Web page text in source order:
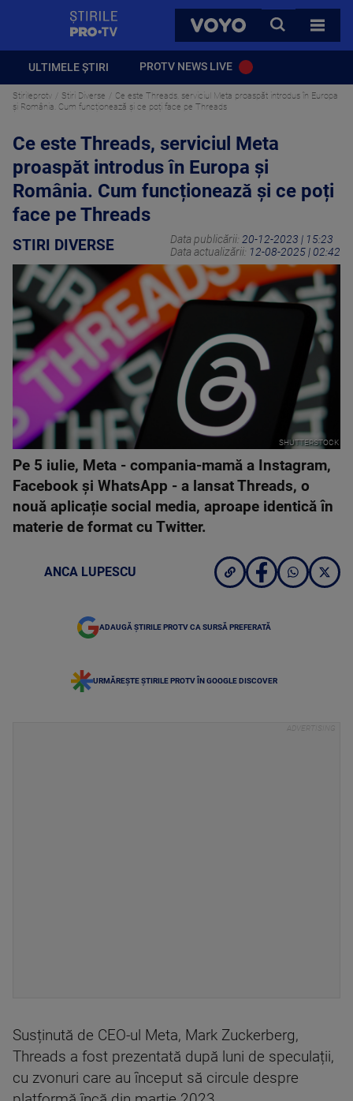
VOYO
CAUTA
TOATE
ULTIMELE ȘTIRI PROTV NEWS LIVE
Stirileprotv Stiri Diverse
Ce este Threads, serviciul Meta proaspăt introdus în Europa
și România. Cum funcționează și ce poți face pe Threads
Ce este Threads, serviciul Meta
proaspăt introdus în Europa și
România. Cum funcționează și ce poți
face pe Threads
STIRI DIVERSE Data publicării: 20-12-2023 | 15:23
Data actualizării: 12-08-2025 | 02:42
SHUTTERSTOCK
Pe 5 iulie, Meta - compania-mamă a Instagram,
Facebook și WhatsApp - a lansat Threads, o
nouă aplicație social media, aproape identică în
materie de format cu Twitter.
ANCA LUPESCU
ADAUGĂ ȘTIRILE PROTV CA SURSĂ PREFERATĂ
URMĂREȘTE ȘTIRILE PROTV ÎN GOOGLE DISCOVER
Susținută de CEO-ul Meta, Mark Zuckerberg,
Threads a fost prezentată după luni de speculații,
cu zvonuri care au început să circule despre